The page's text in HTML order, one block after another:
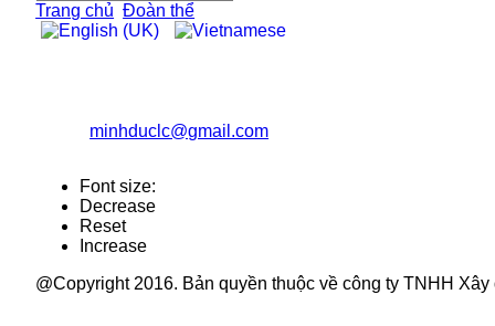
Trang chủ Đoàn thể
minhduclc@gmail.com
Font size:
Decrease
Reset
Increase
@Copyright 2016. Bản quyền thuộc về công ty TNHH